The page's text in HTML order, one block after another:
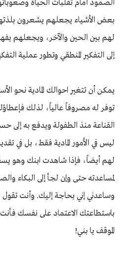
الصمود أمام تقلبات الحياة
بعض الأشياء يجعلهم يشعرون بلذتها
لهم بين الحين والآخر، ويجعلهم
إلى التفكير المنطقي وتطور عملية
يمكن أن تتغير احوالك المادية نحو
توفر له مصروفاً عالياً، لذلك
القناعة منذ الطفولة ويدفع به إلى
ليس في الأمور المادية فقط، بل في
لهم أيضاً، فإذا شاهدت ابنك وهو
لمساعدته حتى وإن لجأ إلى البكاء
وساعدني إني بحاجة إليك. وأنت
باستطاعتك الاعتماد على نفسك
الموقف يا بني!